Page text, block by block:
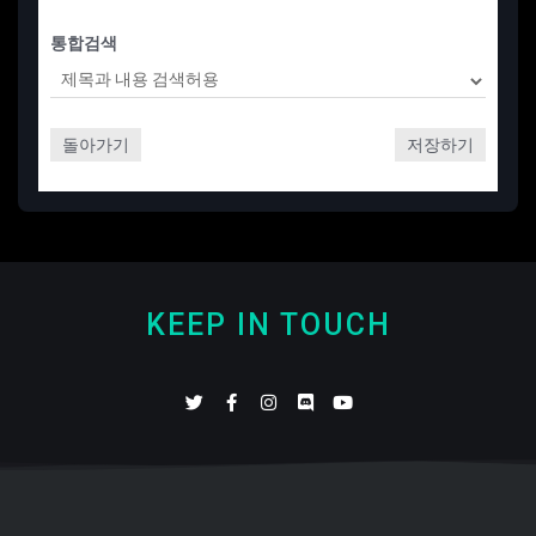
통합검색
돌아가기 저장하기
KEEP IN TOUCH